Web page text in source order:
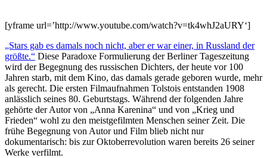
[yframe url=’http://www.youtube.com/watch?v=tk4whJ2aURY‘]
„Stars gab es damals noch nicht, aber er war einer, in Russland der
größte.“ Diese Paradoxe Formulierung der Berliner Tageszeitung
wird der Begegnung des russischen Dichters, der heute vor 100
Jahren starb, mit dem Kino, das damals gerade geboren wurde, mehr
als gerecht. Die ersten Filmaufnahmen Tolstois entstanden 1908
anlässlich seines 80. Geburtstags. Während der folgenden Jahre
gehörte der Autor von „Anna Karenina“ und von „Krieg und
Frieden“ wohl zu den meistgefilmten Menschen seiner Zeit. Die
frühe Begegnung von Autor und Film blieb nicht nur
dokumentarisch: bis zur Oktoberrevolution waren bereits 26 seiner
Werke verfilmt.